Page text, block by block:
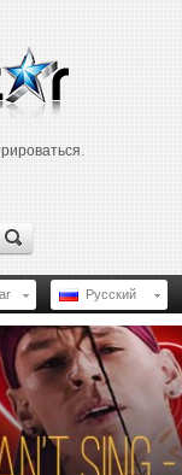
.
Русский